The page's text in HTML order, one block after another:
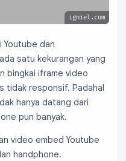
igniel.com
Youtube dan
satu kekurangan yang
bingkai iframe video
tidak responsif. Padahal
hanya datang dari
pun banyak.
video embed Youtube
handphone.